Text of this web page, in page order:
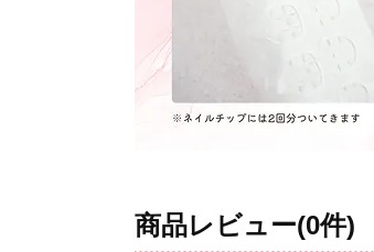
商品レビュー(0件)